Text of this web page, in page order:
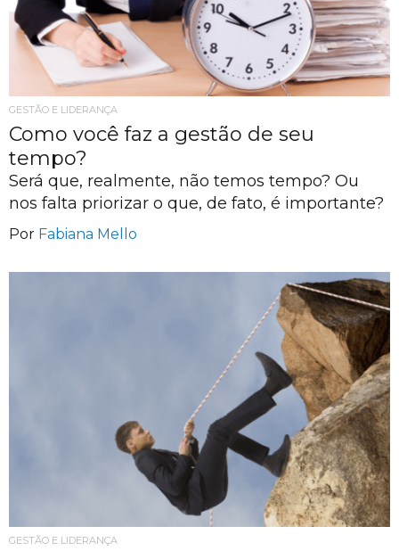
GESTÃO E LIDERANÇA
Como você faz a gestão de seu
tempo?
Será que, realmente, não temos tempo? Ou
nos falta priorizar o que, de fato, é importante?
Por Fabiana Mello
GESTÃO E LIDERANÇA